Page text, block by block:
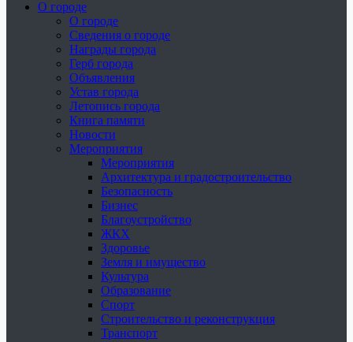
О городе
О городе
Сведения о городе
Награды города
Герб города
Объявления
Устав города
Летопись города
Книга памяти
Новости
Мероприятия
Мероприятия
Архитектура и градостроительство
Безопасность
Бизнес
Благоустройство
ЖКХ
Здоровье
Земля и имущество
Культура
Образование
Спорт
Строительство и реконструкция
Транспорт